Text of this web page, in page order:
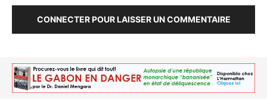
CONNECTER POUR LAISSER UN COMMENTAIRE